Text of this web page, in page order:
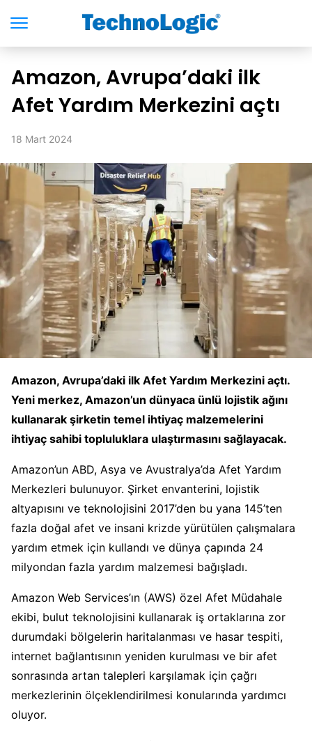
Amazon, Avrupa’daki ilk
Afet Yardım Merkezini açtı
18 Mart 2024
Amazon, Avrupa’daki ilk Afet Yardım Merkezini açtı.
Yeni merkez, Amazon’un dünyaca ünlü lojistik ağını
kullanarak şirketin temel ihtiyaç malzemelerini
ihtiyaç sahibi topluluklara ulaştırmasını sağlayacak.
Amazon’un ABD, Asya ve Avustralya’da Afet Yardım
Merkezleri bulunuyor. Şirket envanterini, lojistik
altyapısını ve teknolojisini 2017’den bu yana 145’ten
fazla doğal afet ve insani krizde yürütülen çalışmalara
yardım etmek için kullandı ve dünya çapında 24
milyondan fazla yardım malzemesi bağışladı.
Amazon Web Services’ın (AWS) özel Afet Müdahale
ekibi, bulut teknolojisini kullanarak iş ortaklarına zor
durumdaki bölgelerin haritalanması ve hasar tespiti,
internet bağlantısının yeniden kurulması ve bir afet
sonrasında artan talepleri karşılamak için çağrı
merkezlerinin ölçeklendirilmesi konularında yardımcı
oluyor.